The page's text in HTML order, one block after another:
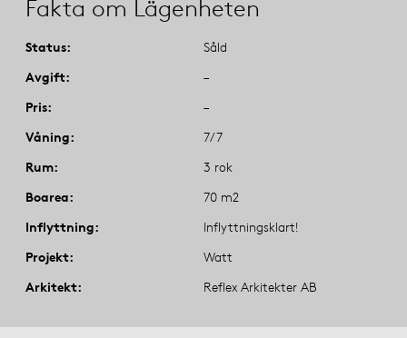
Fakta om Lägenheten
Status
Såld
Avgift
–
Pris
–
Våning
7/7
Rum
3 rok
Boarea
70 m2
Inflyttning
Inflyttningsklart!
Projekt
Watt
Arkitekt
Reflex Arkitekter AB